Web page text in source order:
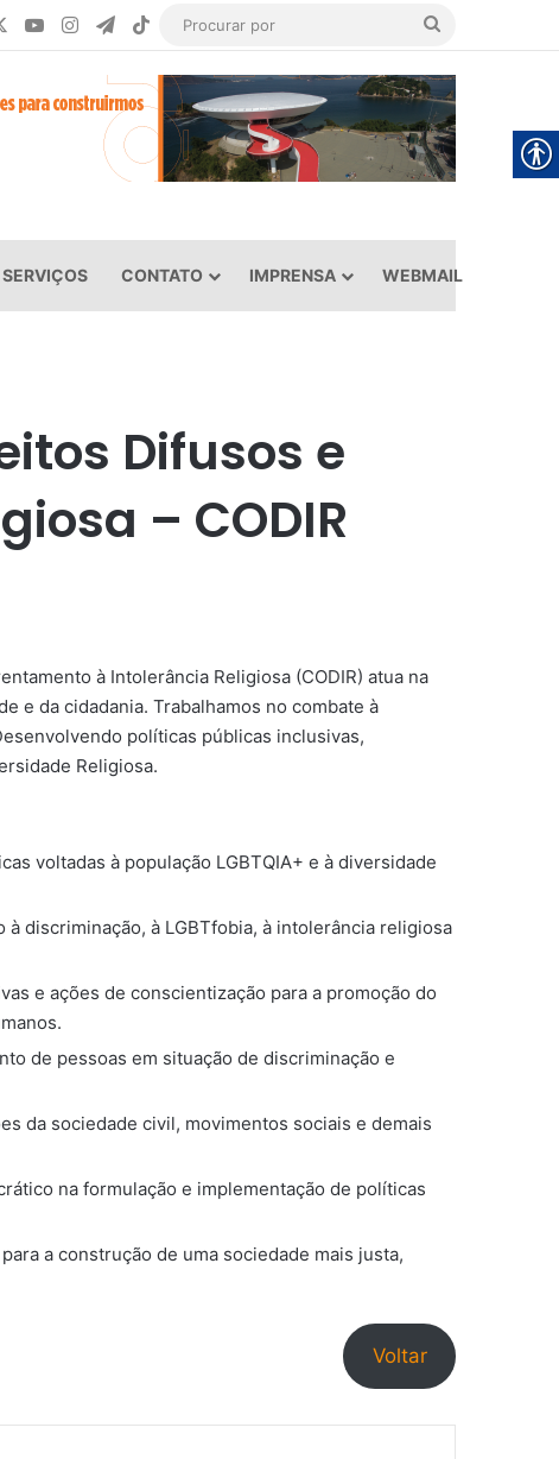
YouTubeInstagramTelegram
TikTok
SERVIÇOS CONTATO IMPRENSA WEBMAIL
Difusos e
– CODIR
à Intolerância Religiosa (CODIR) atua na
e da cidadania. Trabalhamos no combate à
políticas públicas inclusivas,
Religiosa.
voltadas à população LGBTQIA+ e à diversidade
discriminação, à LGBTfobia, à intolerância religiosa
e ações de conscientização para a promoção do
de pessoas em situação de discriminação e
da sociedade civil, movimentos sociais e demais
na formulação e implementação de políticas
a construção de uma sociedade mais justa,
Voltar